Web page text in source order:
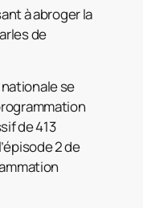
à abroger la
de
nationale se
de 413
2 de